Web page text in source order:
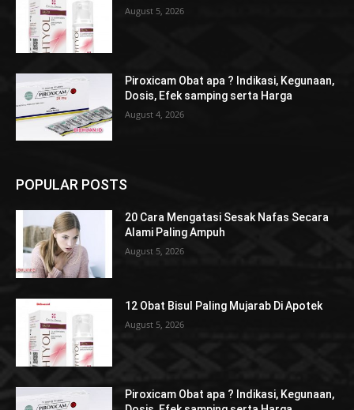
August 5, 2026
Piroxicam Obat apa ? Indikasi, Kegunaan,
Dosis, Efek samping serta Harga
August 4, 2026
POPULAR POSTS
20 Cara Mengatasi Sesak Nafas Secara
Alami Paling Ampuh
August 5, 2026
12 Obat Bisul Paling Mujarab Di Apotek
August 5, 2026
Piroxicam Obat apa ? Indikasi, Kegunaan,